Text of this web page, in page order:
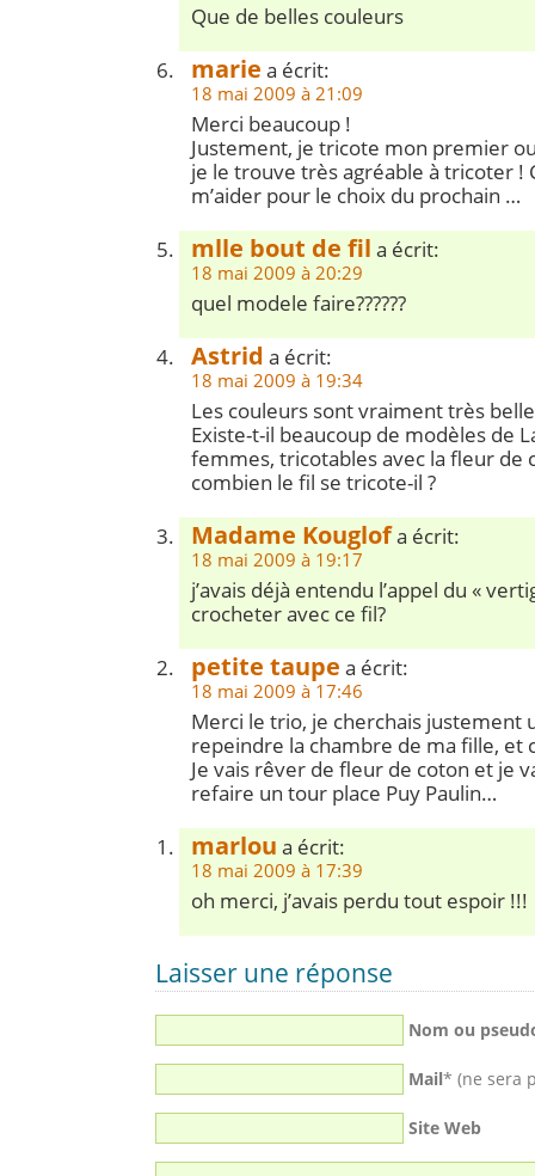
Que de belles couleurs
marie a écrit:
18 mai 2009 à 21:09
Merci beaucoup !
Justement, je tricote mon premier
je le trouve très agréable à tricoter !
m’aider pour le choix du prochain …
mlle bout de fil a écrit:
18 mai 2009 à 20:29
quel modele faire??????
Astrid a écrit:
18 mai 2009 à 19:34
Les couleurs sont vraiment très
Existe-t-il beaucoup de modèles de
femmes, tricotables avec la fleur de
combien le fil se tricote-il ?
Madame Kouglofa écrit:
18 mai 2009 à 19:17
j’avais déjà entendu l’appel du «
crocheter avec ce fil?
petite taupe a écrit:
18 mai 2009 à 17:46
Merci le trio, je cherchais justement
repeindre la chambre de ma fille, et
Je vais rêver de fleur de coton et je
refaire un tour place Puy Paulin…
marlou a écrit:
18 mai 2009 à 17:39
oh merci, j’avais perdu tout espoir !!!
Laisser une réponse
Nom ou
Mail* (ne sera
Site Web